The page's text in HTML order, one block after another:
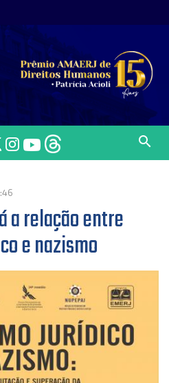
search
a relação entre
e nazismo